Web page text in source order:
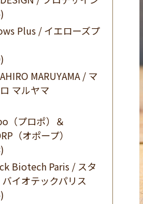
Plus / イエローズプ
MARUYAMA / マ
マルヤマ
（プロポ）＆
（オポープ）
Biotech Paris / スタ
バイオテックパリス